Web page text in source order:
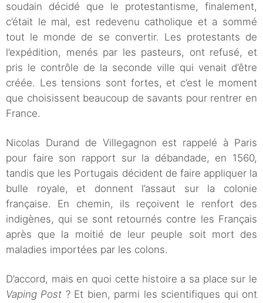
soudain décidé que le protestantisme, finalement,
c’était le mal, est redevenu catholique et a sommé
tout le monde de se convertir. Les protestants de
l’expédition, menés par les pasteurs, ont refusé, et
pris le contrôle de la seconde ville qui venait d’être
créée. Les tensions sont fortes, et c’est le moment
que choisissent beaucoup de savants pour rentrer en
France.
Nicolas Durand de Villegagnon est rappelé à Paris
pour faire son rapport sur la débandade, en 1560,
tandis que les Portugais décident de faire appliquer la
bulle royale, et donnent l’assaut sur la colonie
française. En chemin, ils reçoivent le renfort des
indigènes, qui se sont retournés contre les Français
après que la moitié de leur peuple soit mort des
maladies importées par les colons.
D’accord, mais en quoi cette histoire a sa place sur le
Vaping Post ? Et bien, parmi les scientifiques qui ont